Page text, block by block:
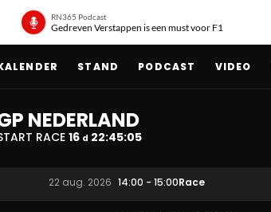
RN365 Podcast
Gedreven Verstappen is een must voor F1
STAND PODCAST VIDEO
NEDERLAND
RACE 16 d 22:45:04
22 aug. 2026 14:00 - 15:00Race